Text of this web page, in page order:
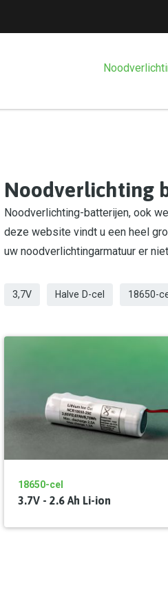
Noodverlichting
Noodverlichting-batterijen, ook
deze website vindt u een heel
uw noodverlichtingarmatuur er
3,7V Halve D-cel 18650-
18650-cel
3.7V - 2.6 Ah Li-ion